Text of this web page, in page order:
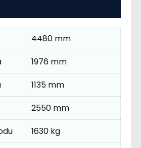
4480 mm
1976 mm
1135 mm
2550 mm
1630 kg